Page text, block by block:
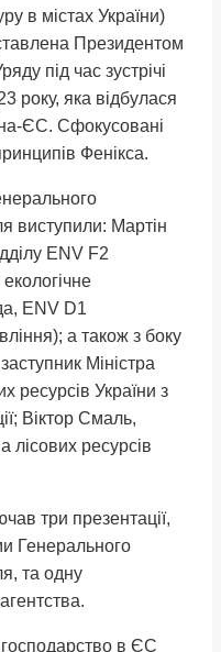
в містах України)
Президентом
під час зустрічі
року, яка відбулася
ЄС. Сфокусовані
Фенікса.
виступили: Мартін
ENV F2
ENV D1
а також з боку
Міністра
ресурсів України з
Віктор Смаль,
лісових ресурсів
три презентації,
Генерального
та одну
господарство в ЄС